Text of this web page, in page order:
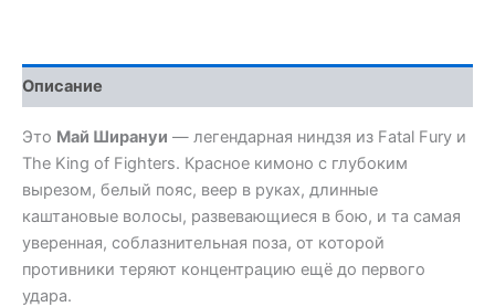
Описание
Это Май Ширануи — легендарная ниндзя из Fatal Fury и
The King of Fighters. Красное кимоно с глубоким
вырезом, белый пояс, веер в руках, длинные
каштановые волосы, развевающиеся в бою, и та самая
уверенная, соблазнительная поза, от которой
противники теряют концентрацию ещё до первого
удара.